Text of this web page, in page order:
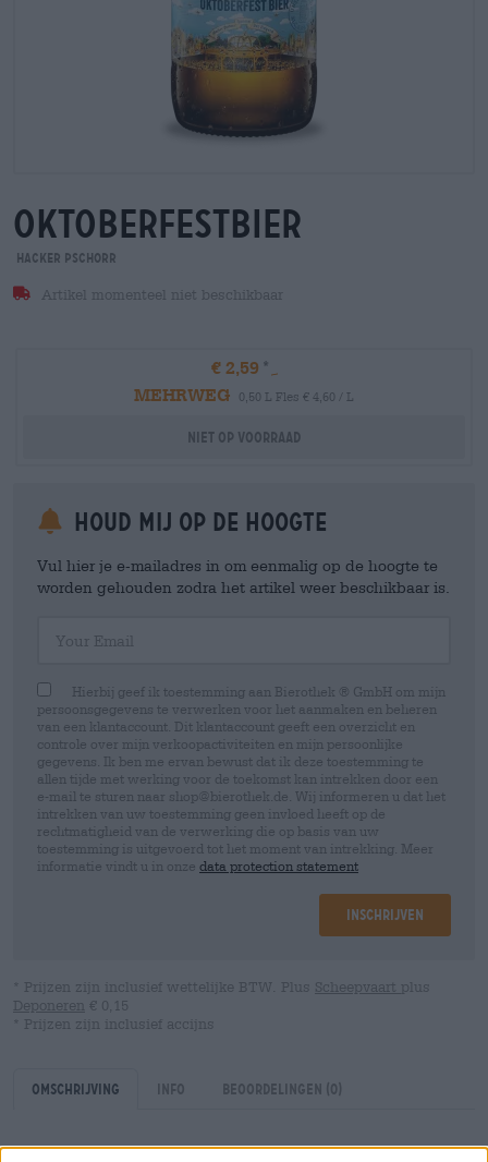
oktoberfestbier
Hacker Pschorr
Artikel momenteel niet beschikbaar
€ 2,59
MEHRWEG
0,50 L Fles € 4,60 / L
Niet op voorraad
Houd mij op de hoogte
Vul hier je e-mailadres in om eenmalig op de hoogte te
worden gehouden zodra het artikel weer beschikbaar is.
Hierbij geef ik toestemming aan Bierothek ® GmbH om mijn
persoonsgegevens te verwerken voor het aanmaken en beheren
van een klantaccount. Dit klantaccount geeft een overzicht en
controle over mijn verkoopactiviteiten en mijn persoonlijke
gegevens. Ik ben me ervan bewust dat ik deze toestemming te
allen tijde met werking voor de toekomst kan intrekken door een
e-mail te sturen naar shop@bierothek.de. Wij informeren u dat het
intrekken van uw toestemming geen invloed heeft op de
rechtmatigheid van de verwerking die op basis van uw
toestemming is uitgevoerd tot het moment van intrekking. Meer
informatie vindt u in onze data protection statement
Inschrijven
* Prijzen zijn inclusief wettelijke BTW. Plus Scheepvaart plus
Deponeren € 0,15
* Prijzen zijn inclusief accijns
Omschrijving Info Beoordelingen (0)